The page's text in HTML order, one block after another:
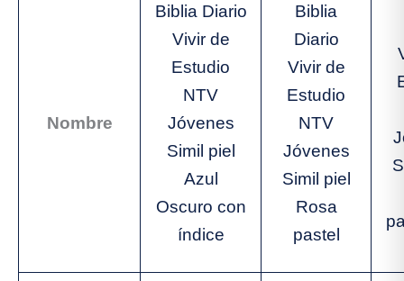
Nombre
Biblia Diario
Vivir de
Estudio
NTV
Jóvenes
Simil piel
Azul
Oscuro con
índice
Biblia
Diario
Vivir de
Estudio
NTV
Jóvenes
Simil piel
Rosa
pastel